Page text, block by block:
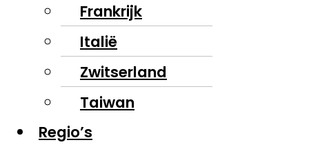
Frankrijk
Italië
Zwitserland
Taiwan
Regio’s